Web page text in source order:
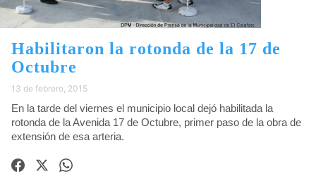
Habilitaron la rotonda de la 17 de
Octubre
13 de febrero, 2015
En la tarde del viernes el municipio local dejó habilitada la
rotonda de la Avenida 17 de Octubre, primer paso de la obra de
extensión de esa arteria.